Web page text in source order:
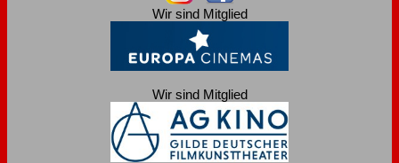
Wir sind Mitglied
Wir sind Mitglied